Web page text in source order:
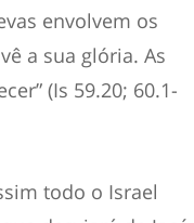
envolvem os
a sua glória. As
(Is 59.20; 60.1-
todo o Israel